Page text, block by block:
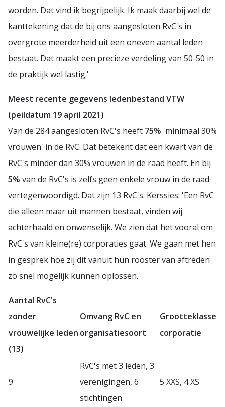
worden. Dat vind ik begrijpelijk. Ik maak daarbij wel de
kanttekening dat de bij ons aangesloten RvC's in
overgrote meerderheid uit een oneven aantal leden
bestaat. Dat maakt een precieze verdeling van 50-50 in
de praktijk wel lastig.'
Meest recente gegevens ledenbestand VTW
(peildatum 19 april 2021)
Van de 284 aangesloten RvC's heeft 75% 'minimaal 30%
vrouwen' in de RvC. Dat betekent dat een kwart van de
RvC's minder dan 30% vrouwen in de raad heeft. En bij
5% van de RvC's is zelfs geen enkele vrouw in de raad
vertegenwoordigd. Dat zijn 13 RvC's. Kerssies: 'Een RvC
die alleen maar uit mannen bestaat, vinden wij
achterhaald en onwenselijk. We zien dat het vooral om
RvC's van kleine(re) corporaties gaat. We gaan met hen
in gesprek hoe zij dit vanuit hun rooster van aftreden
zo snel mogelijk kunnen oplossen.'
Aantal RvC's
zonder
vrouwelijke leden
(13)
Omvang RvC en
organisatiesoort
Grootteklasse
corporatie
9
RvC's met 3 leden, 3
verenigingen, 6
stichtingen
5 XXS, 4 XS